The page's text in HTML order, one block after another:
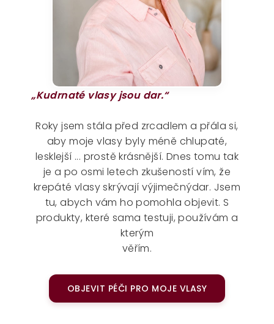
„Kudrnaté vlasy jsou dar.“
Roky jsem stála před zrcadlem a přála si,
aby moje vlasy byly méně chlupaté,
lesklejší ... prostě krásnější. Dnes tomu tak
je a po osmi letech zkušeností vím, že
krepáté vlasy skrývají výjimečnýdar. Jsem
tu, abych vám ho pomohla objevit. S
produkty, které sama testuji, používám a
kterým
věřím.
OBJEVIT PÉČI PRO MOJE VLASY